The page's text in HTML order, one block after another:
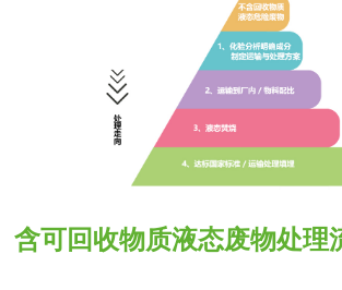
含可回收物质液态废物处理